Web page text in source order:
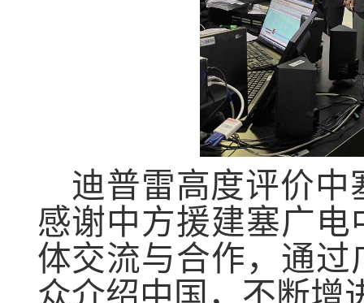
迪普雷高度评价
感谢中方援建塞广
体交流与合作，通